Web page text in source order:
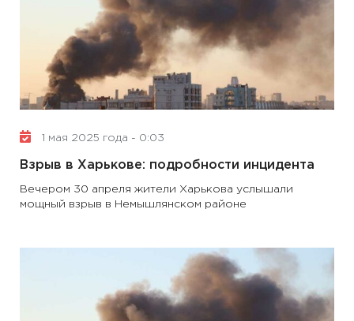
1 мая 2025 года - 0:03
Взрыв в Харькове: подробности инцидента
Вечером 30 апреля жители Харькова услышали
мощный взрыв в Немышлянском районе